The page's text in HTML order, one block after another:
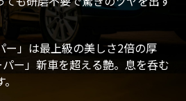
ー」は最上級の美しさ2倍の厚
ー」新車を超える艶。息を呑む